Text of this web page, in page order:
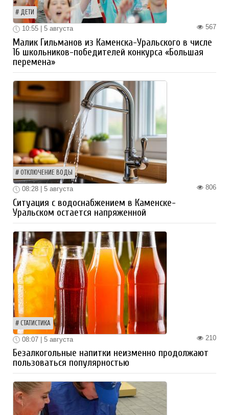
ДЕТИ
567
10:55 | 5 августа
Малик Гильманов из Каменска-Уральского в числе
16 школьников-победителей конкурса «Большая
перемена»
ОТКЛЮЧЕНИЕ ВОДЫ
806
08:28 | 5 августа
Ситуация с водоснабжением в Каменске-
Уральском остается напряженной
СТАТИСТИКА
210
08:07 | 5 августа
Безалкогольные напитки неизменно продолжают
пользоваться популярностью